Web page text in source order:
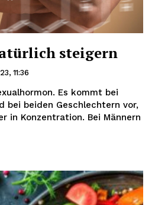
steigern
11:36
Es kommt bei
bei beiden Geschlechtern vor,
in Konzentration. Bei Männern